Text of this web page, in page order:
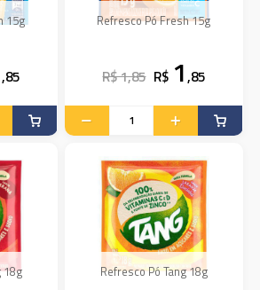
15g
,85
Refresco Pó Fresh 15g
R$ 1,85 R$ 1,85
18g Refresco Pó Tang 18g